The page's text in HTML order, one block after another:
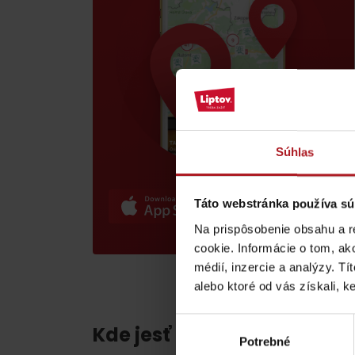
Súhlas
Táto webstránka používa
Na prispôsobenie obsahu a
cookie. Informácie o tom,
médií, inzercie a analýzy.
alebo ktoré od vás získali,
Potrebné
Liptov Region Card!
VŠETKY ČLÁNKY
Počasie a kamery
VŠETKY ČLÁNKY
podľa veku detí
Kde jesť a piť v blízkosti: